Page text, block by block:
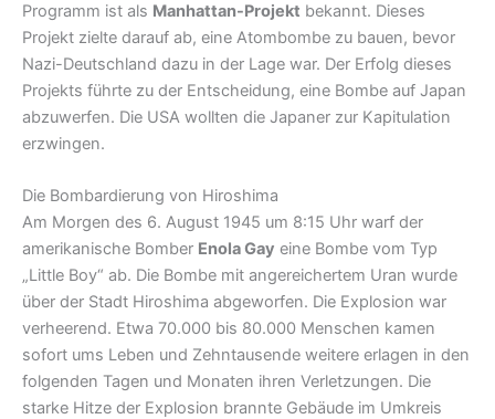
Programm ist als Manhattan-Projekt bekannt. Dieses
Projekt zielte darauf ab, eine Atombombe zu bauen, bevor
Nazi-Deutschland dazu in der Lage war. Der Erfolg dieses
Projekts führte zu der Entscheidung, eine Bombe auf Japan
abzuwerfen. Die USA wollten die Japaner zur Kapitulation
erzwingen.
Die Bombardierung von Hiroshima
Am Morgen des 6. August 1945 um 8:15 Uhr warf der
amerikanische Bomber Enola Gay eine Bombe vom Typ
„Little Boy“ ab. Die Bombe mit angereichertem Uran wurde
über der Stadt Hiroshima abgeworfen. Die Explosion war
verheerend. Etwa 70.000 bis 80.000 Menschen kamen
sofort ums Leben und Zehntausende weitere erlagen in den
folgenden Tagen und Monaten ihren Verletzungen. Die
starke Hitze der Explosion brannte Gebäude im Umkreis